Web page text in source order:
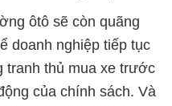
ôtô sẽ còn quãng
doanh nghiệp tiếp tục
tranh thủ mua xe trước
của chính sách. Và